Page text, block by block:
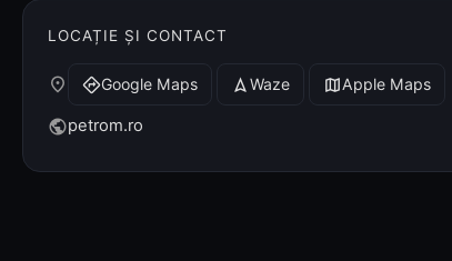
LOCAȚIE ȘI CONTACT
place directionsGoogle Maps navigation Waze mapApple Maps
publicpetrom.ro